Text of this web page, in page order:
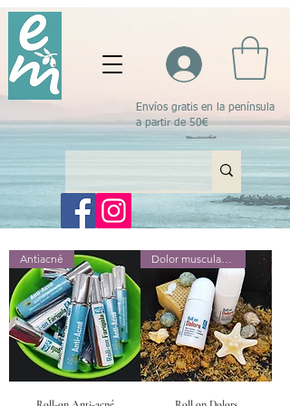
Envíos gratis en la península
a partir de 50€
Antiacné